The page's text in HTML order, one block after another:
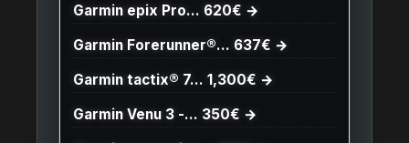
Garmin epix Pro… 620€ →
Garmin Forerunner®… 637€ →
Garmin tactix® 7… 1,300€ →
Garmin Venu 3 -… 350€ →